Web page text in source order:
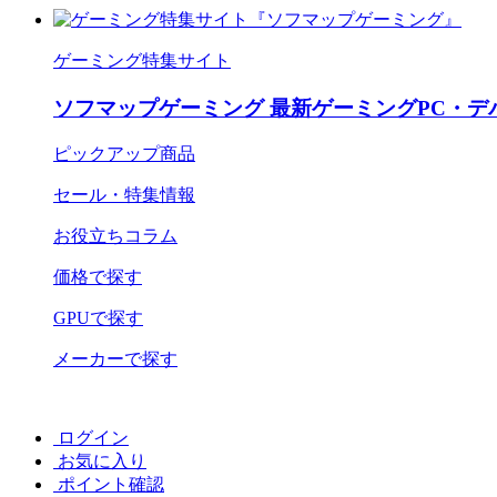
ゲーミング特集サイト
ソフマップゲーミング 最新ゲーミングPC・デ
ピックアップ商品
セール・特集情報
お役立ちコラム
価格で探す
GPUで探す
メーカーで探す
ログイン
お気に入り
ポイント確認